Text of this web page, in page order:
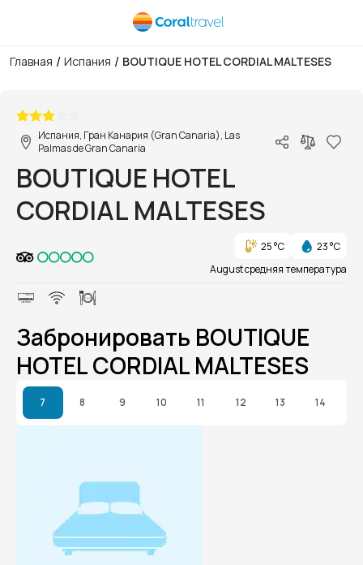
Главная / Испания / BOUTIQUE HOTEL CORDIAL MALTESES
Испания, Гран Канария (Gran Canaria), Las
Palmas de Gran Canaria
BOUTIQUE HOTEL
CORDIAL MALTESES
25 °C
23 °C
August средняя температура
Забронировать BOUTIQUE
HOTEL CORDIAL MALTESES
7 8 9 10 11 12 13 14